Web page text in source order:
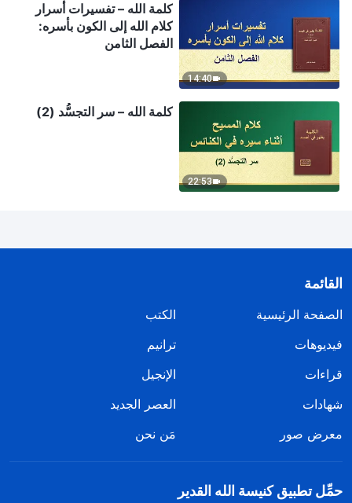
14:40
كلمة الله – تفسيرات أسرار
كلام الله إلى الكون بأسره:
الفصل الثامن
22:53
كلمة الله – سر التجسُّد (2)
القائمة
الصفحة الرئيسية
الكتب
فيديوهات
ترانيم
قراءات
الإنجيل
شهادات
العصر الجديد
معرض صور
مَن نحن
حمِّل تطبيق كنيسة الله القدير